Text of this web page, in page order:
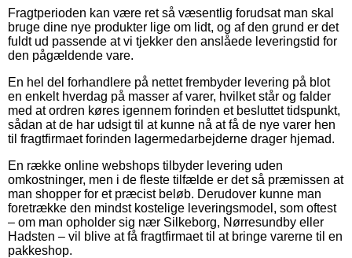
Fragtperioden kan være ret så væsentlig forudsat man skal
bruge dine nye produkter lige om lidt, og af den grund er det
fuldt ud passende at vi tjekker den anslåede leveringstid for
den pågældende vare.
En hel del forhandlere på nettet frembyder levering på blot
en enkelt hverdag på masser af varer, hvilket står og falder
med at ordren køres igennem forinden et besluttet tidspunkt,
sådan at de har udsigt til at kunne nå at få de nye varer hen
til fragtfirmaet forinden lagermedarbejderne drager hjemad.
En række online webshops tilbyder levering uden
omkostninger, men i de fleste tilfælde er det så præmissen at
man shopper for et præcist beløb. Derudover kunne man
foretrække den mindst kostelige leveringsmodel, som oftest
– om man opholder sig nær Silkeborg, Nørresundby eller
Hadsten – vil blive at få fragtfirmaet til at bringe varerne til en
pakkeshop.